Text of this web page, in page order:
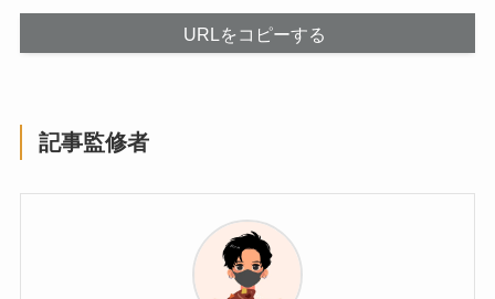
URLをコピーする
記事監修者